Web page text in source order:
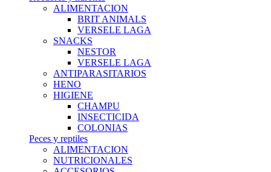
ALIMENTACION
BRIT ANIMALS
VERSELE LAGA
SNACKS
NESTOR
VERSELE LAGA
ANTIPARASITARIOS
HENO
HIGIENE
CHAMPU
INSECTICIDA
COLONIAS
Peces y reptiles
ALIMENTACION
NUTRICIONALES